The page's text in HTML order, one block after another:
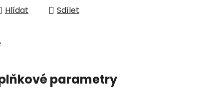
Hlídat Sdílet
parametry